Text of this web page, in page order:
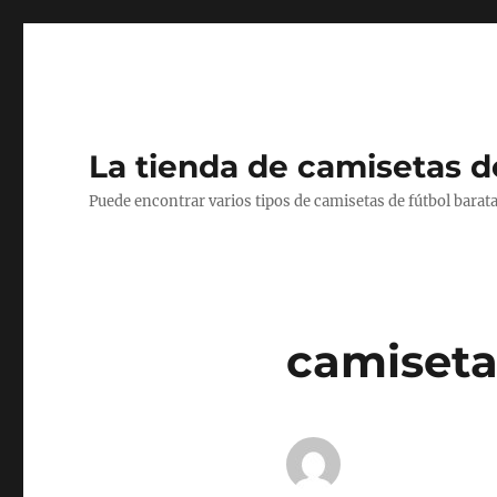
La tienda de camisetas
Puede encontrar varios tipos de camisetas de fútbol